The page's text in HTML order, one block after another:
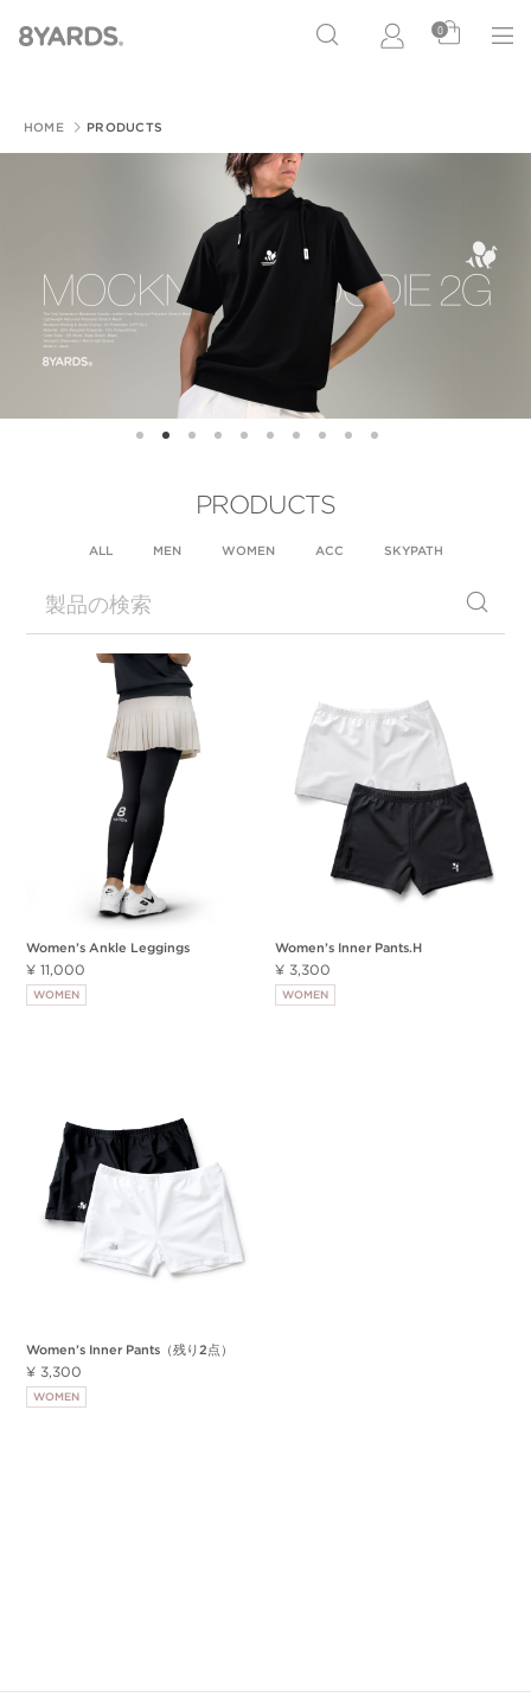
0
HOME PRODUCTS
PRODUCTS
ALL MEN WOMEN ACC SKYPATH
Women’s Ankle Leggings
¥ 11,000
WOMEN
Women’s Inner Pants.H
¥ 3,300
WOMEN
Women’s Inner Pants（残り2点）
¥ 3,300
WOMEN